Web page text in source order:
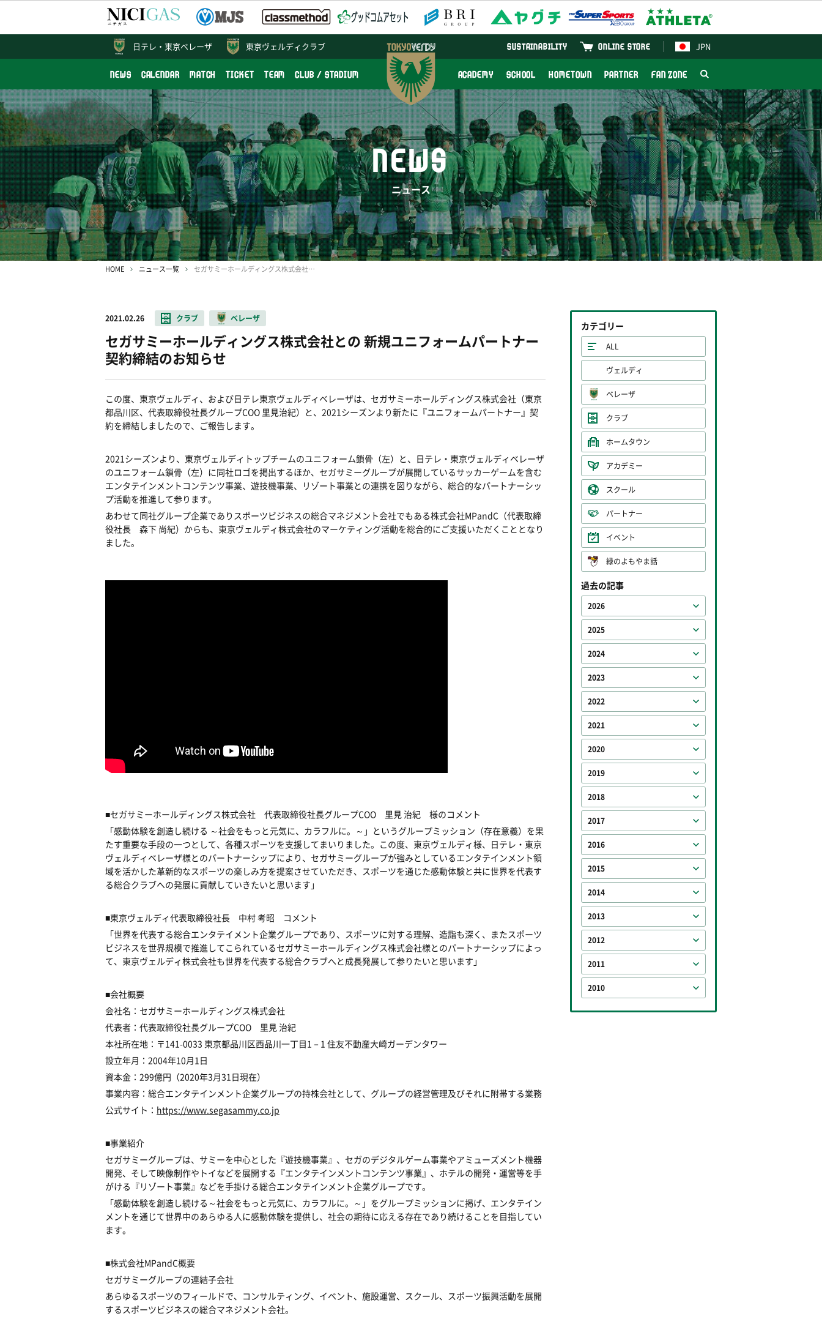
東京ヴェルディクラブ JPN
ONLINE STORE
SUSTAINABILITY
NEWS CALENDAR MATCH TICKET TEAM CLUB / STADIUM ACADEMY SCHOOL HOMETOWN PARTNER FAN ZONE
日テレ・ 東京ベレーザ
NEWS
ニュース
HOME ニュース一覧 セガサミーホールディングス株式会社との 新規ユニフォームパートナー契約締結のお知らせ
2021.02.26 クラブ ベレーザ
セガサミーホールディングス株式会社との 新規ユニフォームパートナー
契約締結のお知らせ
この度、東京ヴェルディ、および日テレ東京ヴェルディベレーザは、セガサミーホールディングス株式会社（東京
都品川区、代表取締役社長グループCOO 里見治紀）と、2021シーズンより新たに『ユニフォームパートナー』契
約を締結しましたので、ご報告します。
2021シーズンより、東京ヴェルディトップチームのユニフォーム鎖骨（左）と、日テレ・東京ヴェルディベレーザ
のユニフォーム鎖骨（左）に同社ロゴを掲出するほか、セガサミーグループが展開しているサッカーゲームを含む
エンタテインメントコンテンツ事業、遊技機事業、リゾート事業との連携を図りながら、総合的なパートナーシッ
プ活動を推進して参ります。
あわせて同社グループ企業でありスポーツビジネスの総合マネジメント会社でもある株式会社MPandC（代表取締
役社長 森下 尚紀）からも、東京ヴェルディ株式会社のマーケティング活動を総合的にご支援いただくこととなり
ました。
■セガサミーホールディングス株式会社 代表取締役社長グループCOO 里見 治紀 様のコメント
「感動体験を創造し続ける ～社会をもっと元気に、カラフルに。～」というグループミッション（存在意義）を果
たす重要な手段の一つとして、各種スポーツを支援してまいりました。この度、東京ヴェルディ様、日テレ・東京
ヴェルディベレーザ様とのパートナーシップにより、セガサミーグループが強みとしているエンタテインメント領
域を活かした革新的なスポーツの楽しみ方を提案させていただき、スポーツを通じた感動体験と共に世界を代表す
る総合クラブへの発展に貢献していきたいと思います」
■東京ヴェルディ代表取締役社長 中村 考昭 コメント
「世界を代表する総合エンタテイメント企業グループであり、スポーツに対する理解、造詣も深く、またスポーツ
ビジネスを世界規模で推進してこられているセガサミーホールディングス株式会社様とのパートナーシップによっ
て、東京ヴェルディ株式会社も世界を代表する総合クラブへと成長発展して参りたいと思います」
■会社概要
会社名：セガサミーホールディングス株式会社
代表者：代表取締役社長グループCOO 里見 治紀
本社所在地：〒141-0033 東京都品川区西品川一丁目1－1 住友不動産大崎ガーデンタワー
設立年月：2004年10月1日
資本金：299億円（2020年3月31日現在）
事業内容：総合エンタテインメント企業グループの持株会社として、グループの経営管理及びそれに附帯する業務
公式サイト： https://www.segasammy.co.jp
■事業紹介
セガサミーグループは、サミーを中心とした『遊技機事業』、セガのデジタルゲーム事業やアミューズメント機器
開発、そして映像制作やトイなどを展開する『エンタテインメントコンテンツ事業』、ホテルの開発・運営等を手
がける『リゾート事業』などを手掛ける総合エンタテインメント企業グループです。
「感動体験を創造し続ける～社会をもっと元気に、カラフルに。～」をグループミッションに掲げ、エンタテイン
メントを通じて世界中のあらゆる人に感動体験を提供し、社会の期待に応える存在であり続けることを目指してい
ます。
■株式会社MPandC概要
セガサミーグループの連結子会社
あらゆるスポーツのフィールドで、コンサルティング、イベント、施設運営、スクール、スポーツ振興活動を展開
するスポーツビジネスの総合マネジメント会社。
カテゴリー
ALL
ヴェルディ
ベレーザ
クラブ
ホームタウン
アカデミー
スクール
パートナー
イベント
緑のよもやま話
過去の記事
2026
2025
2024
2023
2022
2021
2020
2019
2018
2017
2016
2015
2014
2013
2012
2011
2010